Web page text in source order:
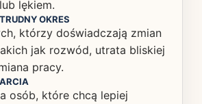
lękiem.
OKRES
którzy doświadczają zmian
jak rozwód, utrata bliskiej
pracy.
osób, które chcą lepiej